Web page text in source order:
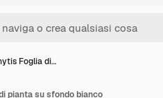
Foglia di…
pianta su sfondo bianco